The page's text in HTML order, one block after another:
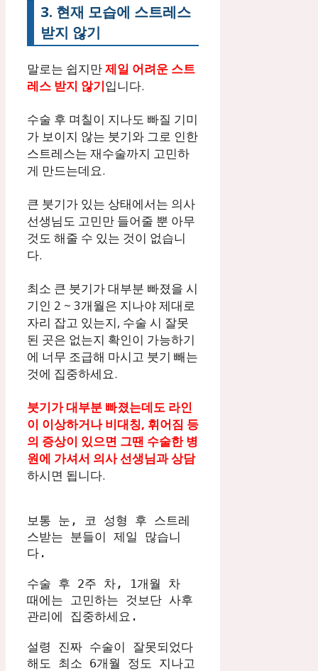
3. 현재 모습에 스트레스
받지 않기
말로는 쉽지만제일 어려운 스트
레스 받지 않기입니다.
수술 후 며칠이 지나도 빠질 기미
가 보이지 않는 붓기와 그로 인한
스트레스는 재수술까지 고민하
게 만드는데요.
큰 붓기가 있는 상태에서는 의사
선생님도 고민만 들어줄 뿐 아무
것도 해줄 수 있는 것이 없습니
다.
최소 큰 붓기가 대부분 빠졌을 시
기인 2 ~ 3개월은 지나야 제대로
자리 잡고 있는지, 수술 시 잘못
된 곳은 없는지 확인이 가능하기
에 너무 조급해 마시고 붓기 빼는
것에 집중하세요.
붓기가 대부분 빠졌는데도 라인
이 이상하거나 비대칭, 휘어짐 등
의 증상이 있으면 그땐 수술한 병
원에 가셔서 의사 선생님과 상담
하시면 됩니다.
보통 눈, 코 성형 후 스트레
스받는 분들이 제일 많습니
다.
수술 후 2주 차, 1개월 차
때에는 고민하는 것보단 사후
관리에 집중하세요.
설령 진짜 수술이 잘못되었다
해도 최소 6개월 정도 지나고